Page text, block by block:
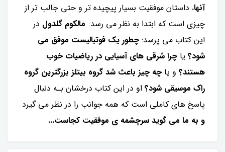
آنها. داستان موفقیت بسیار پیچیده تر و حتی جالب تر از
چیزی است که ابتدا به نظر می رسد. مالکوم گلدول در
این کتاب می پرسد: چطور یک فوتبالیست موفق می
شود؟ یا چرا شرقی های آسیایی در ریاضیات خوب
هستند؟ و یا چه چیز باعث شد گروه بیتلز بزرگترین گروه
راک موسیقی شود؟ او در این کتاب درخشان بـه دنبال
پاسخ های کاملی است که همه جوانب را در نظر می گیرد
و به ما می گوید سرچشمه ی موفقیت کجاست...